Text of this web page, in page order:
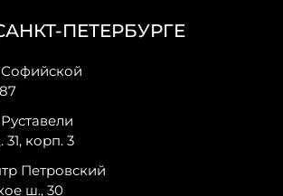
ПЕТЕРБУРГЕ
31, корп. 3
Петровский
ш., 30